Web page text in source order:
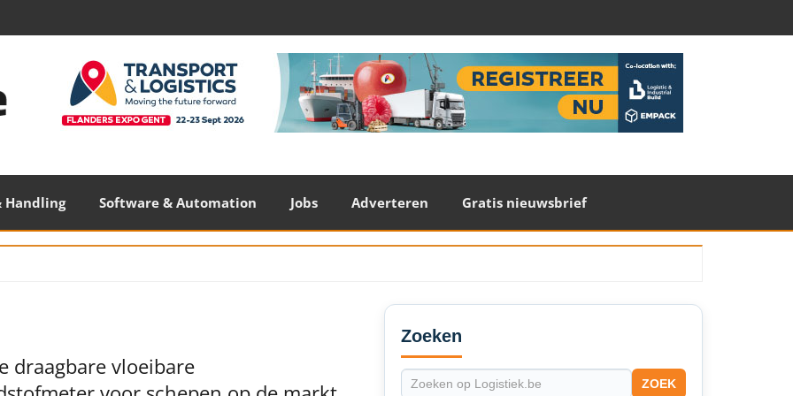
Handling Software & Automation Jobs Adverteren Gratis nieuwsbrief
draagbare vloeibare
Secondary
Sidebar
Zoeken
ZOEK